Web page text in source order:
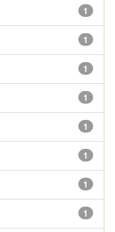
1
1
1
1
1
1
1
1